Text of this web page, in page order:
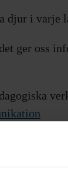
djur i varje
ger oss